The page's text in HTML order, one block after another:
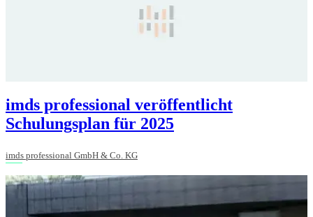
imds professional veröffentlicht
Schulungsplan für 2025
imds professional GmbH & Co. KG